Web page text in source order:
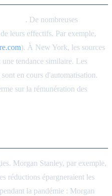
. De nombreuses
leurs effectifs. Par exemple,
). À New York, les sources
tendance similaire. Les
en cours d'automatisation.
sur la rémunération des
Morgan Stanley, par exemple,
réductions épargneraient les
la pandémie : Morgan